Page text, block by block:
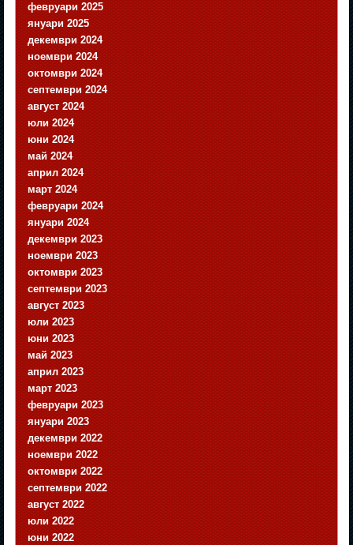
февруари 2025
януари 2025
декември 2024
ноември 2024
октомври 2024
септември 2024
август 2024
юли 2024
юни 2024
май 2024
април 2024
март 2024
февруари 2024
януари 2024
декември 2023
ноември 2023
октомври 2023
септември 2023
август 2023
юли 2023
юни 2023
май 2023
април 2023
март 2023
февруари 2023
януари 2023
декември 2022
ноември 2022
октомври 2022
септември 2022
август 2022
юли 2022
юни 2022